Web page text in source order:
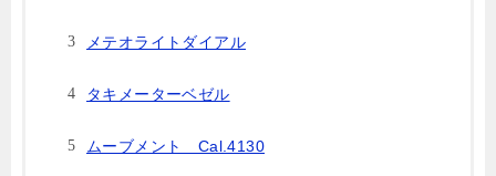
メテオライトダイアル
タキメーターベゼル
ムーブメント Cal.4130